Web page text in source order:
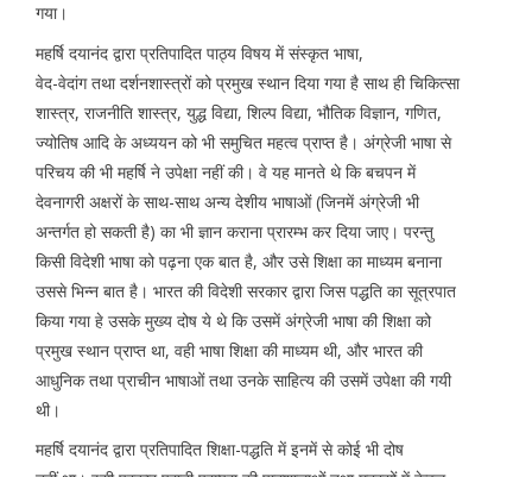
गया।
महर्षि दयानंद द्वारा प्रतिपादित पाठ्य विषय में संस्कृत भाषा,
वेद-वेदांग तथा दर्शनशास्त्रों को प्रमुख स्थान दिया गया है साथ ही चिकित्सा
शास्त्र, राजनीति शास्त्र, युद्ध विद्या, शिल्प विद्या, भौतिक विज्ञान, गणित,
ज्योतिष आदि के अध्ययन को भी समुचित महत्व प्राप्त है। अंग्रेजी भाषा से
परिचय की भी महर्षि ने उपेक्षा नहीं की। वे यह मानते थे कि बचपन में
देवनागरी अक्षरों के साथ-साथ अन्य देशीय भाषाओं (जिनमें अंग्रेजी भी
अन्तर्गत हो सकती है) का भी ज्ञान कराना प्रारम्भ कर दिया जाए। परन्तु
किसी विदेशी भाषा को पढ़ना एक बात है, और उसे शिक्षा का माध्यम बनाना
उससे भिन्न बात है। भारत की विदेशी सरकार द्वारा जिस पद्धति का सूत्रपात
किया गया हे उसके मुख्य दोष ये थे कि उसमें अंग्रेजी भाषा की शिक्षा को
प्रमुख स्थान प्राप्त था, वही भाषा शिक्षा की माध्यम थी, और भारत की
आधुनिक तथा प्राचीन भाषाओं तथा उनके साहित्य की उसमें उपेक्षा की गयी
थी।
महर्षि दयानंद द्वारा प्रतिपादित शिक्षा-पद्धति में इनमें से कोई भी दोष